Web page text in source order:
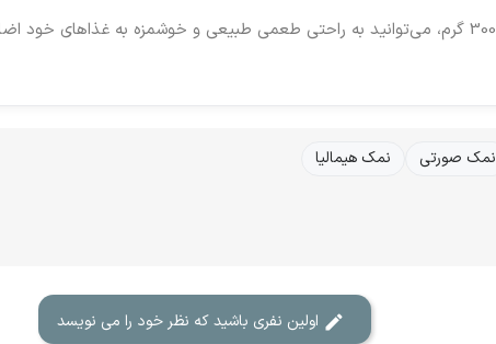
، می‌توانید به راحتی طعمی طبیعی و خوشمزه به غذاهای خود
نمک صورتی نمک هیمالیا